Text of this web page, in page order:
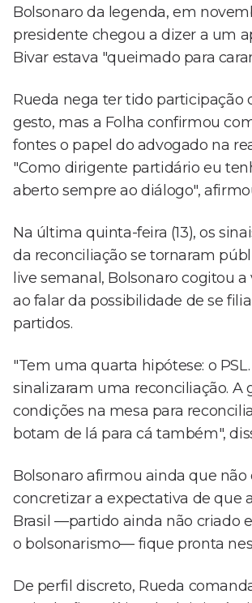
Bolsonaro da legenda, em
presidente chegou a dizer a um
Bivar estava "queimado para
Rueda nega ter tido participação
gesto, mas a Folha confirmou
fontes o papel do advogado na
"Como dirigente partidário eu
aberto sempre ao diálogo",
Na última quinta-feira (13), os
da reconciliação se tornaram
live semanal, Bolsonaro cogitou a
ao falar da possibilidade de se
partidos.
"Tem uma quarta hipótese: o
sinalizaram uma reconciliação. A
condições na mesa para
botam de lá para cá também",
Bolsonaro afirmou ainda que não
concretizar a expectativa de que
Brasil —partido ainda não criado
o bolsonarismo— fique pronta
De perfil discreto, Rueda